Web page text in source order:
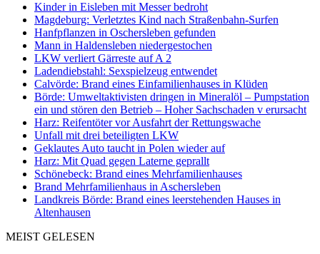
Kinder in Eisleben mit Messer bedroht
Magdeburg: Verletztes Kind nach Straßenbahn-Surfen
Hanfpflanzen in Oschersleben gefunden
Mann in Haldensleben niedergestochen
LKW verliert Gärreste auf A 2
Ladendiebstahl: Sexspielzeug entwendet
Calvörde: Brand eines Einfamilienhauses in Klüden
Börde: Umweltaktivisten dringen in Mineralöl – Pumpstation
ein und stören den Betrieb – Hoher Sachschaden v erursacht
Harz: Reifentöter vor Ausfahrt der Rettungswache
Unfall mit drei beteiligten LKW
Geklautes Auto taucht in Polen wieder auf
Harz: Mit Quad gegen Laterne geprallt
Schönebeck: Brand eines Mehrfamilienhauses
Brand Mehrfamilienhaus in Aschersleben
Landkreis Börde: Brand eines leerstehenden Hauses in
Altenhausen
MEIST GELESEN